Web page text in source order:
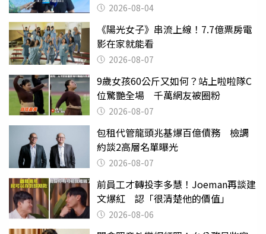
2026-08-04
《陽光女子》串流上線！7.7億票房電
影在家就能看
2026-08-07
9歲女孩60公斤又如何？站上啦啦隊C
位驚艷全場 千萬網友被圈粉
2026-08-07
包租代管龍頭兆基爆百億債務 檢調
約談2高層名單曝光
2026-08-07
前員工才轉投李多慧！Joeman再談建
文爆紅 認「很清楚他的價值」
2026-08-06